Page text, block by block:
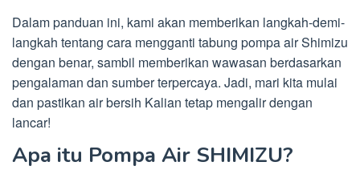
Dalam panduan ini, kami akan memberikan langkah-demi-
langkah tentang cara mengganti tabung pompa air Shimizu
dengan benar, sambil memberikan wawasan berdasarkan
pengalaman dan sumber terpercaya. Jadi, mari kita mulai
dan pastikan air bersih Kalian tetap mengalir dengan
lancar!
Apa itu Pompa Air SHIMIZU?